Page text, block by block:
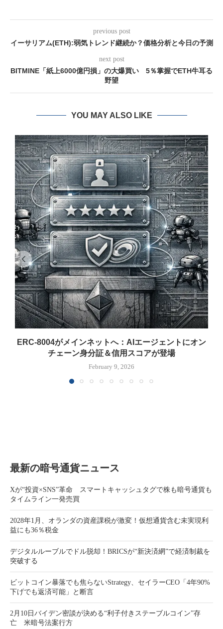
previous post
イーサリアム(ETH):弱気トレンド継続か？価格分析と今日の予測
next post
BITMINE「紙上6000億円損」の大爆買い 5％掌握でETH牛耳る
野望
YOU MAY ALSO LIKE
ERC-8004がメインネットへ：AIエージェントにオン
チェーン身分証＆信用スコアが登場
February 9, 2026
最新の暗号通貨ニュース
Xが“投資×SNS”革命 スマートキャッシュタグで株も暗号通貨も
タイムライン一発売買
2028年1月、オランダの資産課税が激変！仮想通貨含む未実現利
益にも36％税金
デジタルルーブルでドル脱却！BRICSが“新決済網”で経済制裁を
突破する
ビットコイン暴落でも焦らないStrategy、セイラーCEO「4年90%
下げでも返済可能」と断言
2月10日バイデン密談が決める“利子付きステーブルコイン”存
亡 米暗号法案行方